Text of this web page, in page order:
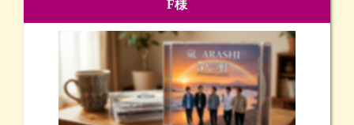
F様